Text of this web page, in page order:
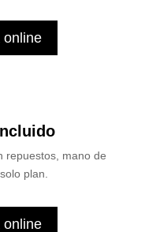
online
repuestos, mano de
plan.
online